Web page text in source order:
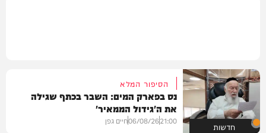
חדשות
הסיפור המלא
נס בפארק המים: השבר בכתף שגילה
את ה'גידול הממאיר'
21:00
06/08/26חיים גפן